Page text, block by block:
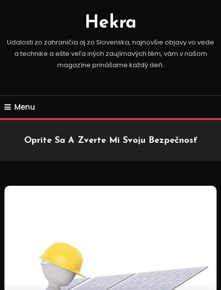
Hekra
Udalosti zo zahraničia aj zo Slovenska, najnovšie objavy vo vede
a technike a ešte veľa iných zaujímavých tém, vám v našom
magazíne prinášame každý deň.
Menu
Oprite Sa A Zverte Mi Svoju Bezpečnosť